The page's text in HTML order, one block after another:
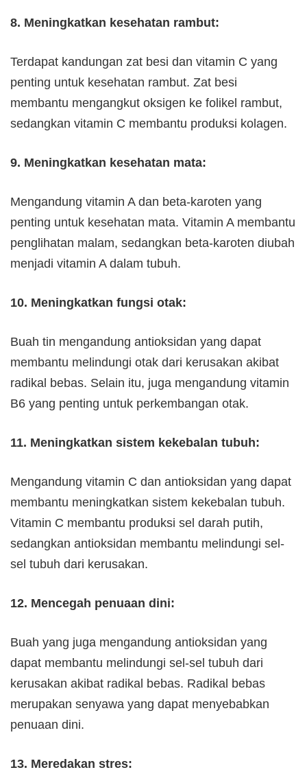
8. Meningkatkan kesehatan rambut:
Terdapat kandungan zat besi dan vitamin C yang
penting untuk kesehatan rambut. Zat besi
membantu mengangkut oksigen ke folikel rambut,
sedangkan vitamin C membantu produksi kolagen.
9. Meningkatkan kesehatan mata:
Mengandung vitamin A dan beta-karoten yang
penting untuk kesehatan mata. Vitamin A membantu
penglihatan malam, sedangkan beta-karoten diubah
menjadi vitamin A dalam tubuh.
10. Meningkatkan fungsi otak:
Buah tin mengandung antioksidan yang dapat
membantu melindungi otak dari kerusakan akibat
radikal bebas. Selain itu, juga mengandung vitamin
B6 yang penting untuk perkembangan otak.
11. Meningkatkan sistem kekebalan tubuh:
Mengandung vitamin C dan antioksidan yang dapat
membantu meningkatkan sistem kekebalan tubuh.
Vitamin C membantu produksi sel darah putih,
sedangkan antioksidan membantu melindungi sel-
sel tubuh dari kerusakan.
12. Mencegah penuaan dini:
Buah yang juga mengandung antioksidan yang
dapat membantu melindungi sel-sel tubuh dari
kerusakan akibat radikal bebas. Radikal bebas
merupakan senyawa yang dapat menyebabkan
penuaan dini.
13. Meredakan stres: